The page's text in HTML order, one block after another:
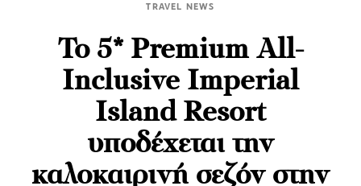
TRAVEL NEWS
Το 5* Premium All-
Inclusive Imperial
Island Resort
υποδέχεται την
καλοκαιρινή σεζόν στην